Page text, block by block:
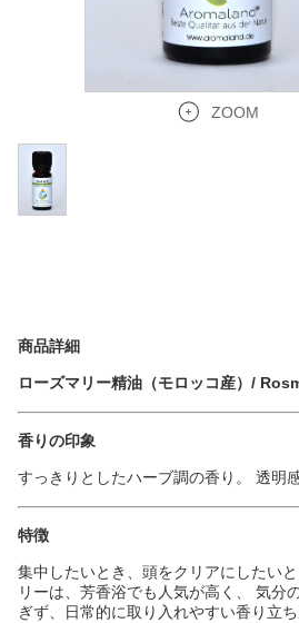
ZOOM
商品詳細
ローズマリー精油（モロッコ産）/
香りの印象
すっきりとしたハーブ調の香り。 透明
特徴
集中したいとき、頭をクリアにしたい
リーは、芳香浴でも人気が高く、 気分
ぎず、日常的に取り入れやすい香り立ち